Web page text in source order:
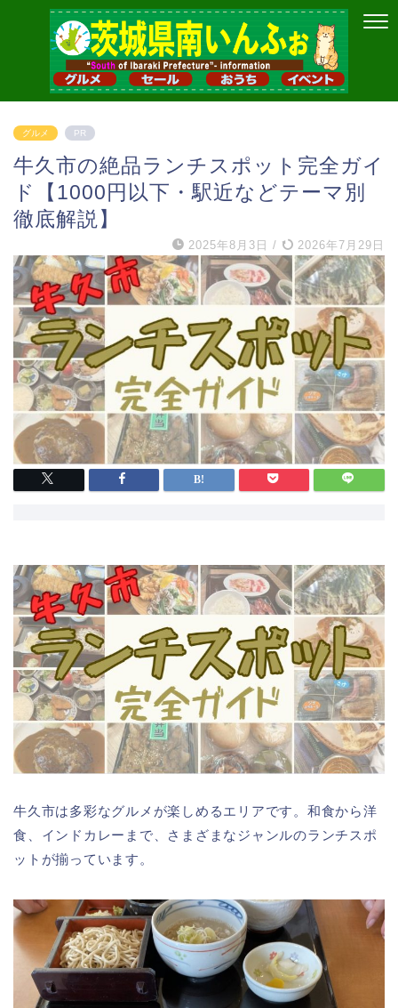
グルメ PR
牛久市の絶品ランチスポット完全ガイ
ド【1000円以下・駅近などテーマ別
徹底解説】
2025年8月3日 / 2026年7月29日
牛久市は多彩なグルメが楽しめるエリアです。和食から洋
食、インドカレーまで、さまざまなジャンルのランチスポ
ットが揃っています。